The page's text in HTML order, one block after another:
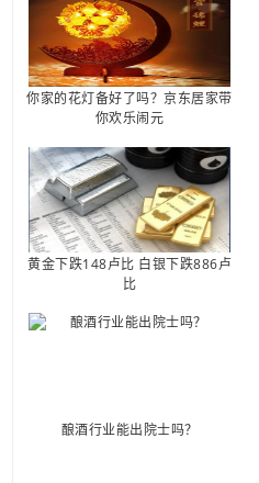
你家的花灯备好了吗？京东居家带
你欢乐闹元
黄金下跌148卢比 白银下跌886卢
比
酿酒行业能出院士吗？